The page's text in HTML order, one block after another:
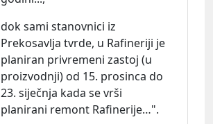
dok sami stanovnici iz
Prekosavlja tvrde, u Rafineriji je
planiran privremeni zastoj (u
proizvodnji) od 15. prosinca do
23. siječnja kada se vrši
planirani remont Rafinerije…".